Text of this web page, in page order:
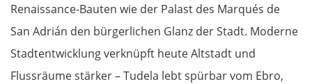
Renaissance-Bauten wie der Palast des Marqués de
San Adrián den bürgerlichen Glanz der Stadt. Moderne
Stadtentwicklung verknüpft heute Altstadt und
Flussräume stärker – Tudela lebt spürbar vom Ebro,